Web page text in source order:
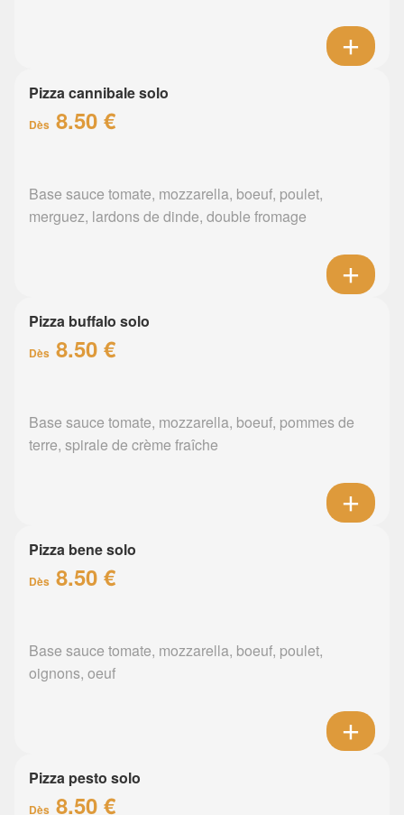
Pizza cannibale solo
Dès 8.50 €
Base sauce tomate, mozzarella, boeuf, poulet,
merguez, lardons de dinde, double fromage
Pizza buffalo solo
Dès 8.50 €
Base sauce tomate, mozzarella, boeuf, pommes de
terre, spirale de crème fraîche
Pizza bene solo
Dès 8.50 €
Base sauce tomate, mozzarella, boeuf, poulet,
oignons, oeuf
Pizza pesto solo
Dès 8.50 €